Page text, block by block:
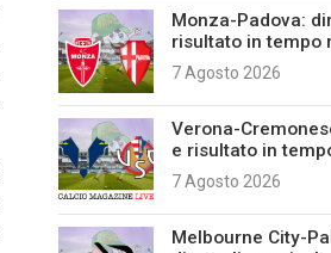
Monza-Padova:
risultato in tempo
7 Agosto 2026
Verona-
e risultato in
7 Agosto 2026
Melbourne City-